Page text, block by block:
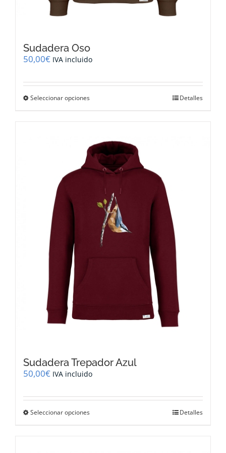
Sudadera Oso
50,00€ IVA incluido
Seleccionar opciones
variantes.
Las
opciones
se
elegir
en
página
producto
Detalles
Sudadera Trepador Azul
50,00€ IVA incluido
Seleccionar opciones Detalles